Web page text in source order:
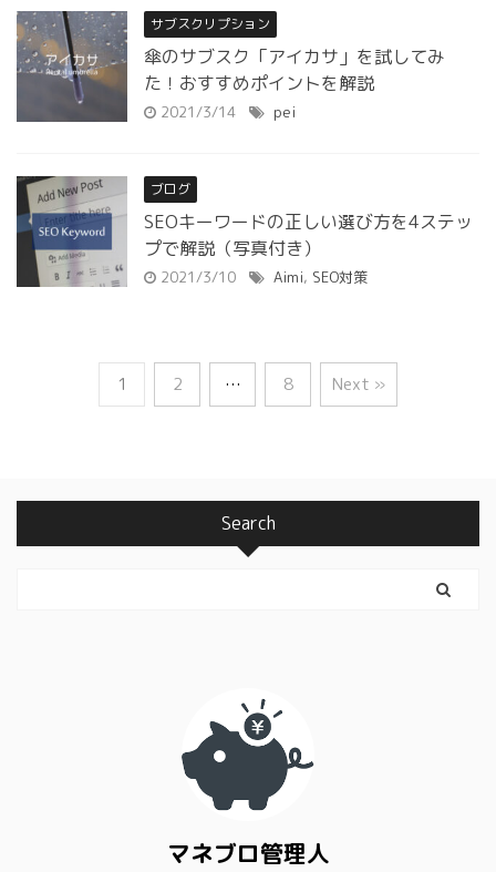
サブスクリプション
傘のサブスク「アイカサ」を試してみ
た！おすすめポイントを解説
2021/3/14 pei
ブログ
SEOキーワードの正しい選び方を4ステッ
プで解説（写真付き）
2021/3/10 Aimi, SEO対策
1 2 … 8 Next »
Search
マネブロ管理人